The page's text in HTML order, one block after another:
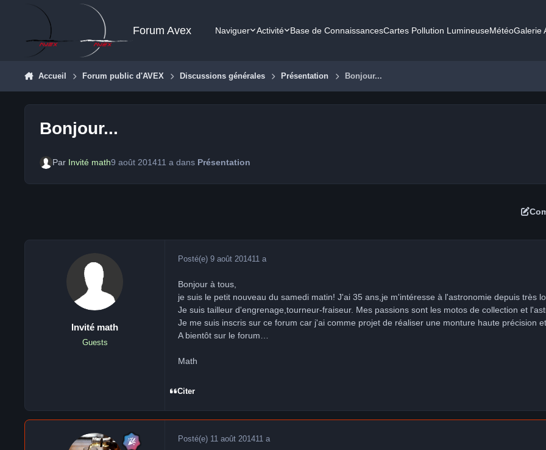
Aller au contenu
Forum Avex Naviguer Activité Base de ConnaissancesCartes Pollution LumineuseMétéoGalerie
Accueil Forum public d'AVEX Discussions générales Présentation Bonjour...
Bonjour...
Par Invité math9 août 201411 adans Présentation
Invité math
Guests
Posté(e) 9 août 201411 a
Bonjour à tous,
je suis le petit nouveau du samedi matin! J'ai 35 ans,je m'intéresse à l'astronomie depuis très
Je suis tailleur d'engrenage,tourneur-fraiseur. Mes passions sont les motos de collection et
Je me suis inscris sur ce forum car j'ai comme projet de réaliser une monture haute précision
A bientôt sur le forum…
Math
Citer
Posté(e) 11 août 201411 a